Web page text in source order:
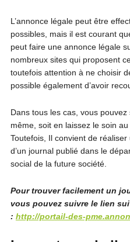
L’annonce légale peut être
possibles, mais il est courant
peut faire une annonce légale
nombreux sites qui proposent
toutefois attention à ne choisir
possible également d’avoir
Dans tous les cas, vous pouvez
même, soit en laissez le soin au
Toutefois, Il convient de
d’un journal publié dans le
social de la future société.
Pour trouver facilement un
vous pouvez suivre le lien
: http://portail-des-